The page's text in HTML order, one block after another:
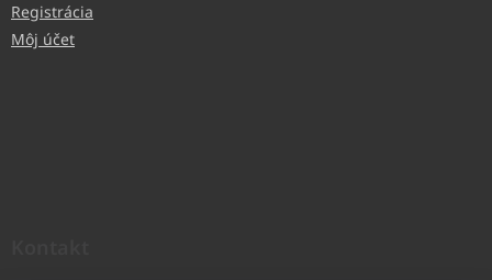
Registrácia
Môj účet